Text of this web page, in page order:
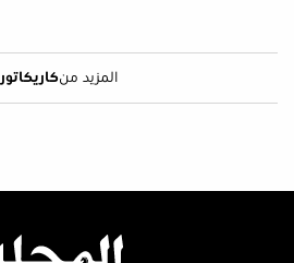
المزيد منكاريكاتور